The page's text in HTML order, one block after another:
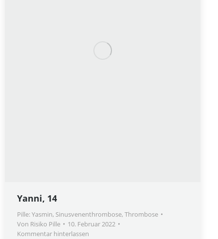
Yanni, 14
Pille: Yasmin, Sinusvenenthrombose, Thrombose
Von Risiko Pille
10. Februar 2022
Kommentar hinterlassen